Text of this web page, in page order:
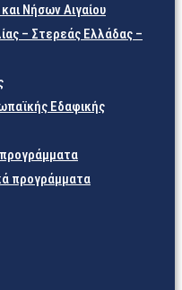
Νήσων Αιγαίου
– Στερεάς Ελλάδας –
Εδαφικής
προγράμματα